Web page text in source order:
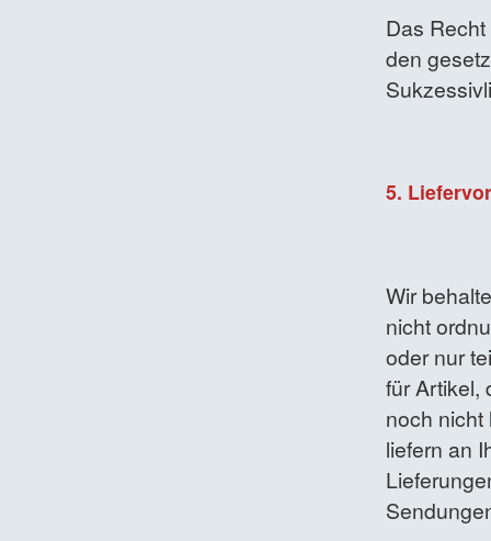
Das
den
5.
Wir
nicht
oder nur
für Artikel,
noch nicht
liefern an